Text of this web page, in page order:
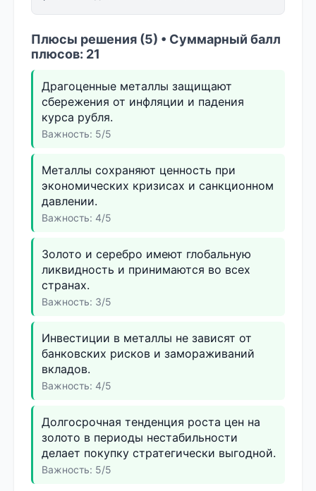
Плюсы решения (5) • Суммарный балл
плюсов: 21
Драгоценные металлы защищают
сбережения от инфляции и падения
курса рубля.
Важность: 5/5
Металлы сохраняют ценность при
экономических кризисах и санкционном
давлении.
Важность: 4/5
Золото и серебро имеют глобальную
ликвидность и принимаются во всех
странах.
Важность: 3/5
Инвестиции в металлы не зависят от
банковских рисков и замораживаний
вкладов.
Важность: 4/5
Долгосрочная тенденция роста цен на
золото в периоды нестабильности
делает покупку стратегически выгодной.
Важность: 5/5